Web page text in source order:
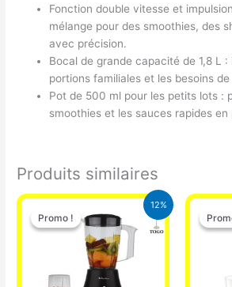
Fonction double vitesse et
mélange pour des smoothies, des
avec précision.
Bocal de grande capacité de 1,8 L :
portions familiales et les besoins
Pot de 500 ml pour les petits lots :
smoothies et les sauces rapides
Produits similaires
12%
Promo !
Promo !
Le
prix
initial
était :
25.000 CFA.
Le
prix
actuel
est :